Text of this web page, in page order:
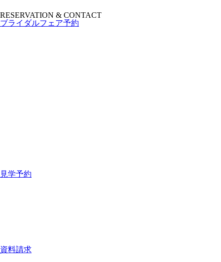
RESERVATION & CONTACT
ブライダルフェア予約
見学予約
資料請求